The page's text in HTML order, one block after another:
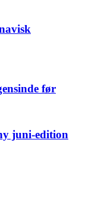
før
juni-edition